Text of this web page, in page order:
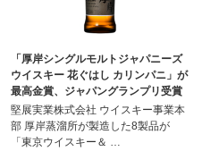
「厚岸シングルモルトジャパニーズ
ウイスキー 花ぐはし カリンパニ」が
最高金賞、ジャパングランプリ受賞
堅展実業株式会社 ウイスキー事業本
部 厚岸蒸溜所が製造した8製品が
「東京ウイスキー＆ …